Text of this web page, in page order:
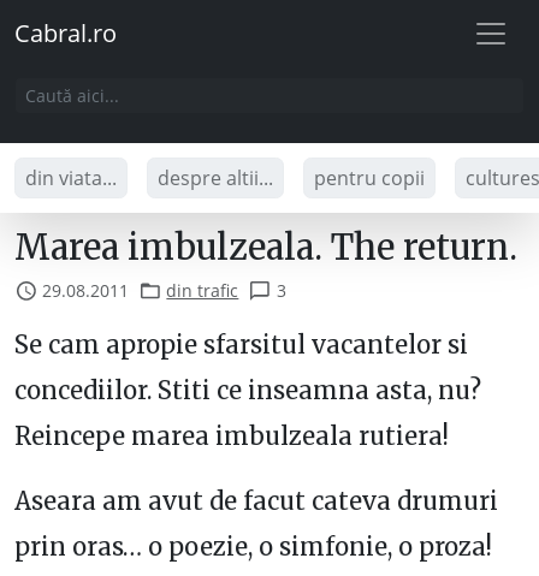
Cabral.ro
din viata... despre altii... pentru copii
Marea imbulzeala. The return.
29.08.2011 din trafic 3
Se cam apropie sfarsitul vacantelor si
concediilor. Stiti ce inseamna asta, nu?
Reincepe marea imbulzeala rutiera!
Aseara am avut de facut cateva drumuri
prin oras… o poezie, o simfonie, o proza!